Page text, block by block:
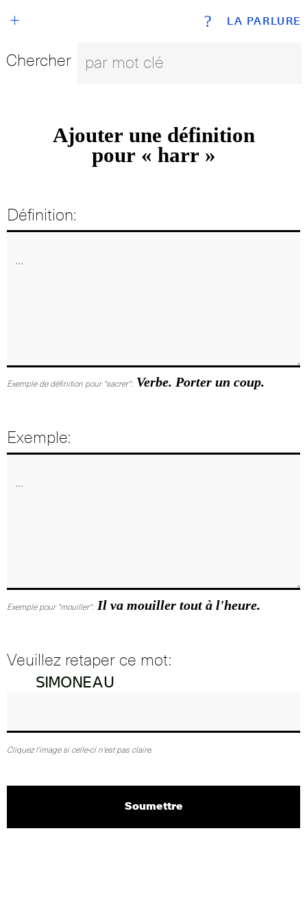
LA PARLURE
+ ?
Chercher
Ajouter une définition
pour « harr »
Définition:
Exemple de définition pour "sacrer": Verbe. Porter un coup.
Exemple:
Exemple pour "mouiller": Il va mouiller tout à l'heure.
Veuillez retaper ce mot:
Cliquez l'image si celle-ci n'est pas claire.
Soumettre